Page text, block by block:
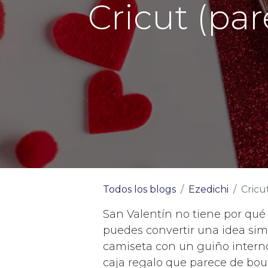
Cricut
Todos los blogs Ezedichi Cricut:
San Valentín no tiene por
puedes convertir una idea
camiseta con un guiño
caja regalo que parece de